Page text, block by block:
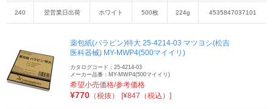
240 翌営業日出荷 ホワイト 500枚 224g 4535847037101
薬包紙(パラピン)特大 25-4214-03 マツヨシ(松吉
医科器械) MY-MWP4(500マイイリ)
カタログコード：25-4214-03
メーカー品番：MY-MWP4(500マイイリ)
希望小売価格/参考価格
¥770 （税抜） [¥847（税込）]